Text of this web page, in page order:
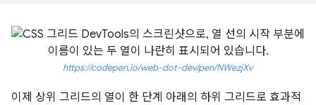
https://codepen.io/web-dot-dev/pen/NWezjXv
이제 상위 그리드의 열이 한 단계 아래의 하위 그리드로 효과적